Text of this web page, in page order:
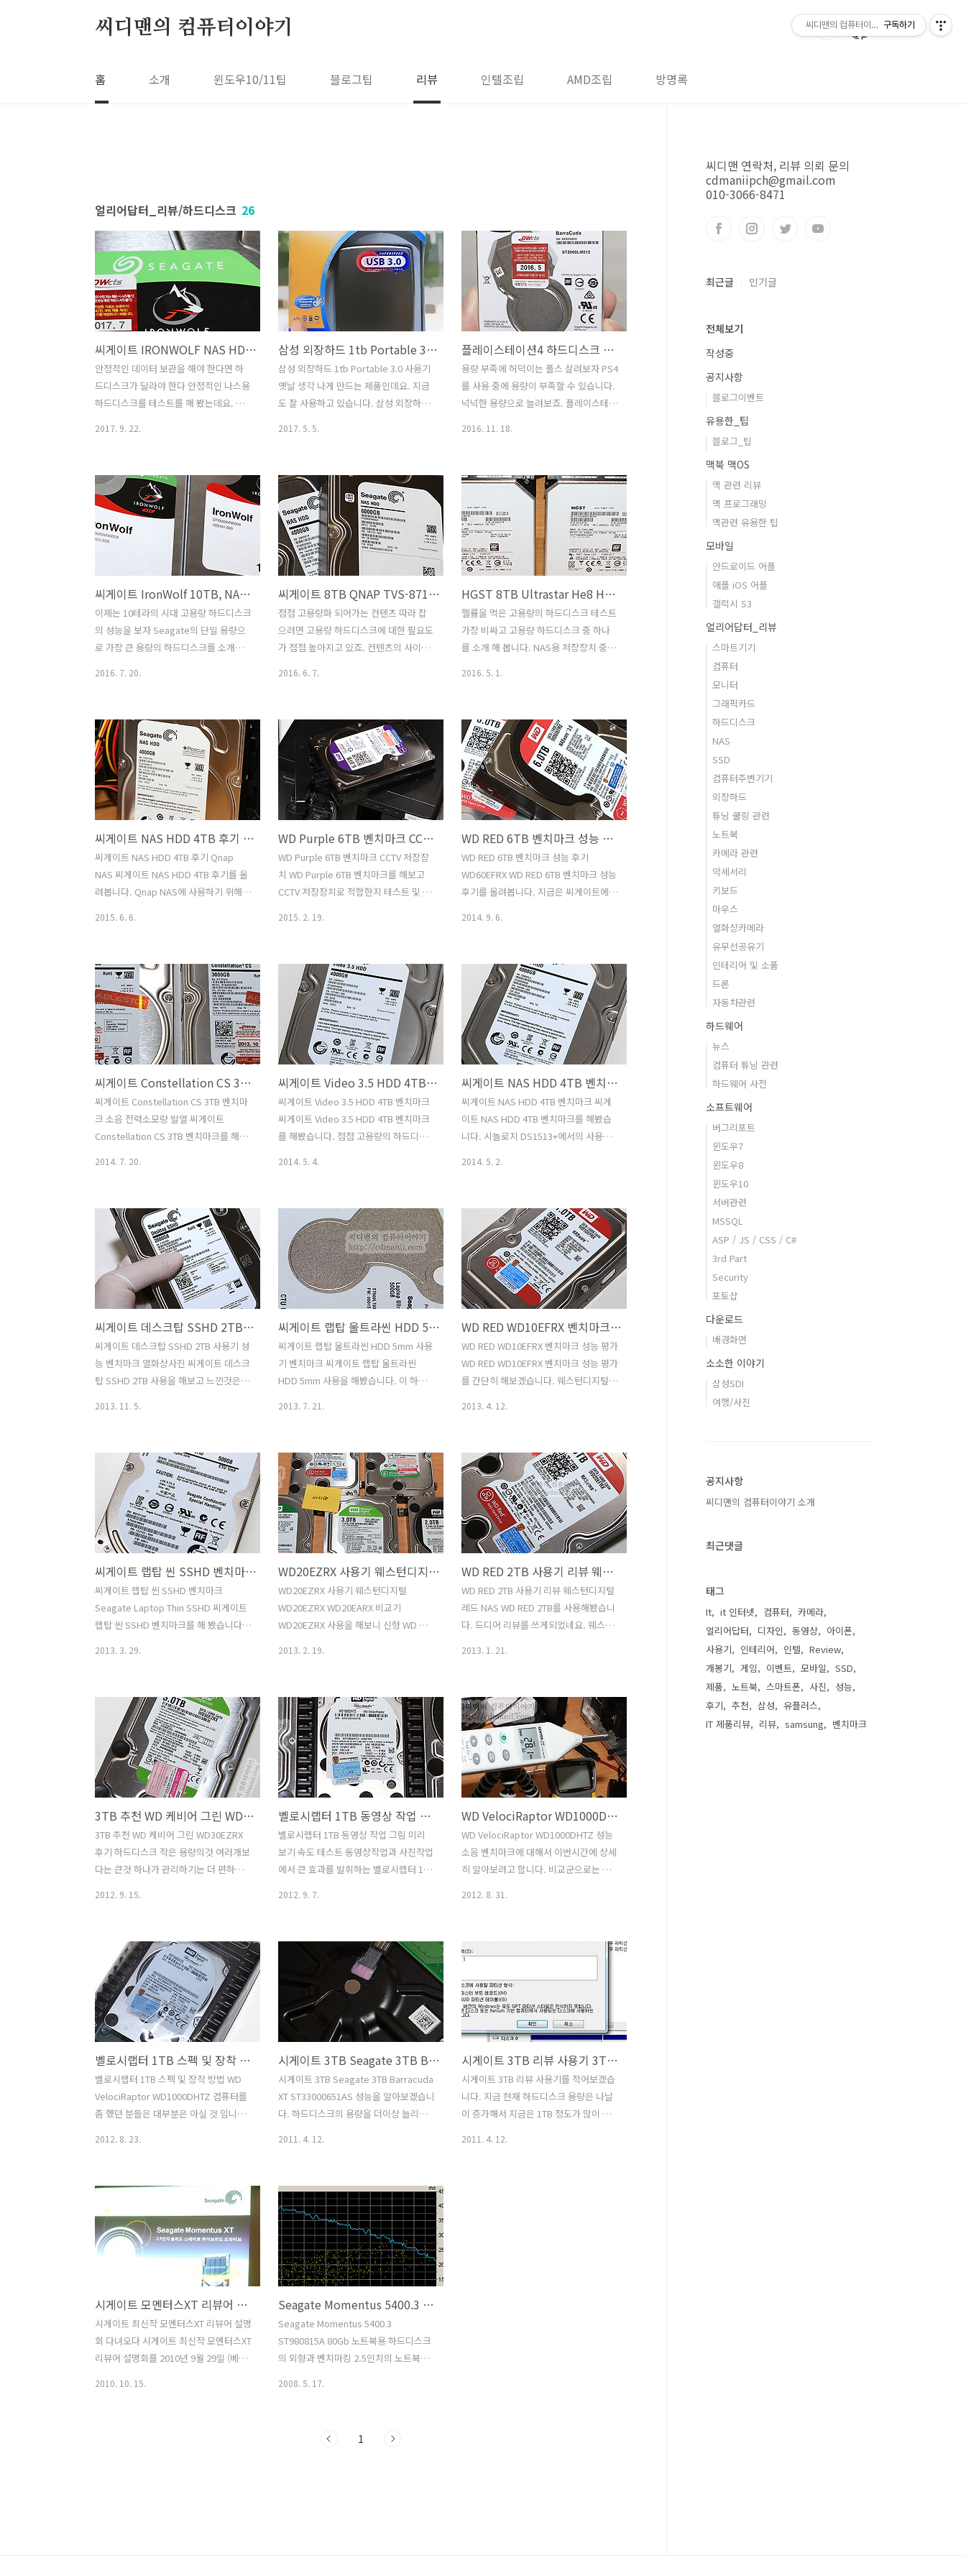
씨디맨의 컴퓨터이야기
홈 소개 윈도우10/11팁 블로그팁 리뷰 인텔조립 AMD조립 방명록
얼리어답터_리뷰/하드디스크 26
씨게이트 IRONWOLF NAS HDD 4TB 성능 소음 벤치마크
안정적인 데이터 보관을 해야 한다면 하
드디스크가 달라야 한다 안정적인 나스용
하드디스크를 테스트를 해 봤는데요. 씨
바뀌었죠. 씨게이트 IRONWOLF는 NAS
HDD로 나스에 사용할 수 있는 제품 입니
다. 데이터를 안전하게 보관하려면 신뢰
도가 높은 저장장치가 반드시 필요하게
됩니다. NAS 하드디스크는 일반적인 하
드디스크와는 당연 신뢰도가 다릅니다.
물론 가격도 다르죠. NAS용 하드디스크
는 24시간 1년 이상 계속 켜져 있는 조건
을 만족할 만한 제품 입니다. 아이언울프
는 데이터 신뢰도가 높은 저장장치 입니
다. 나스를 쓰시는 분들이라면 이런 저장
2017. 9. 22.
삼성 외장하드 1tb Portable 3.0 사용기
삼성 외장하드 1tb Portable 3.0 사용기
옛날 생각 나게 만드는 제품인데요. 지금
도 잘 사용하고 있습니다. 삼성 외장하드
성 외장하드 1tb Portable 3.0는 크기도
비교적 작은 편이고 디자인도 괜찮은 편
입니다. 외장하드는 근데 사용시 주의를
해야 합니다. 충격에 약하니까요. 어느 제
품을 쓰더라도 마찬가지 내용이긴 합니
다. 제 경우에는 외장하드는 중요한 데이
터를 따로 보관할 때 이용을 하는데요. 물
론 NAS도 있긴 하지만 휴대해서 이동할
때는 이만한게 없죠. 삼성 외장하드 1tb
Portable 3.0 사용기 이 사진을 찍을때만
해도 제가 다른곳에서 자취하..
2017. 5. 5.
플레이스테이션4 하드디스크 교체 씨게이트 바라쿠다 2.5인치 2TB
용량 부족에 허덕이는 플스 살려보자 PS4
를 사용 중에 용량이 부족할 수 있습니다.
넉넉한 용량으로 늘려보죠. 플레이스테이
HDD를 만져봤는데요. 디자인이 꽤 이쁘
군요. 성능도 알아볼겁니다. 플레이스테
이션4 하드디스크 교체는 실제로 해보면
전혀 어렵지 않습니다. 그리고 그전에 쓰
던 하드디스크로 문제가 될 경우 다시 갈
아끼면 됩니다. 씨게이트 바라쿠다 2.5인
치 2TB로 바꿔봅시다.Seagate Mobile
바라쿠다 2TB 인데요. 작은 크기이지만
2TB 입니다. 저는 개인적으로 이런 하드
디스크 좋아합니다. 조용하기도 하구요.
플레이스테이션4 하드디스크 교체 씨게
2016. 11. 18.
씨게이트 IronWolf 10TB, NAS를 위한 새로운 라인 가장 큰 용량
이제는 10테라의 시대 고용량 하드디스크
의 성능을 보자 Seagate의 단일 용량으
로 가장 큰 용량의 하드디스크를 소개합
IronWolf로 이름이 새롭게 변경되었습니
다. 하드디스크 경우 용도에 맞게 특화되
어 출시되어 나오고 있고 사용자들은 그
것에 상당히 만족감을 얻고 있는데요. 바
라쿠다 아이론울프 스카이호크로 용도에
맞게 구분하여 출시했네요. 씨게이트
IronWolf 10TB는 NAS HDD로 RAID에
최적화 된 하드디스크 입니다. NAS에 일
반 하드디스크 써도 되긴 하지만 데이터
안정성을 위해서는 NAS 전용 하드디스크
를 쓰는 것이 좋죠. 위 제품은 샘플제품에
2016. 7. 20.
씨게이트 8TB QNAP TVS-871T 10Gbps Seagate NAS 속도
점점 고용량화 되어가는 컨텐츠 따라 잡
으려면 고용량 하드디스크에 대한 필요도
가 점점 높아지고 있죠. 컨텐츠의 사이즈
Seagate NAS 속도가 얼마나 높아질지
확인을 해 봤는데요. 보통 NAS를 구성해
도 1Gbps로 연결되는게 대부분이여서
최대 속도는 사실 정해져 있는데요. 씨게
이트 8TB NAS용 하드디스크를 4개를
RAID5로 묶어서 아주 고속의 빠른 저장장
치를 만들어서 활용해보도록 하겠습니다.
먼저 성능부터 확인해보도록 하죠. 기존
에 4TB를 사용 중 이었는데요. 이번에는
8TB의 고용량 하드디스크를 이용해서 더
대용량의 저장장치를 활용해 볼 것 입니
2016. 6. 7.
HGST 8TB Ultrastar He8 HUH728080ALE600 헬륨 하드디스크
헬륨을 먹은 고용량의 하드디스크 테스트
가장 비싸고 고용량 하드디스크 중 하나
를 소개 해 봅니다. NAS용 저장장치 중에
스의 하드디스크이며 플래터가 7장이나
들어가 고용량을 구현한 저장장치 입니
다. 온도를 낮추기 위해서 내부에 헬륨을
채운 저장장치로 잘 알려진 제품이죠.
HGST 8TB Ultrastar He8
HUH728080ALE600의 온도도 궁금하고
성능도 궁금했는데요. 여기에서는 8TB 4
개를 장착해서 활용을 해보도록 하겠습니
다. 하나만 해도 가격이 좀 많이 나가는 제
품 입니다. 근데 여기에서는 4개를 모두
묶어서 사용을 해보려고 합니다. 참고로
2016. 5. 1.
씨게이트 NAS HDD 4TB 후기 Qnap NAS
씨게이트 NAS HDD 4TB 후기 Qnap
NAS 씨게이트 NAS HDD 4TB 후기를 올
려봅니다. Qnap NAS에 사용하기 위해서
습니다. 최근에는 아주 얇은 외장하드를
출시하기도 했죠. 씨게이트 NAS HDD
4TB 후기를 통해서 이 하드디스크가 이미
사용자들이 쓰고 있는 데스크탑 하드디스
크와 어떻게 다른지 간단하게 알아보려고
합니다. 보통 NAS용 하드디스크라고 하
면 신뢰도가 높은 하드디스크로 알려져
있습니다. 씨게이트 NAS HDD 4TB는 소
호용 기업용으로 또는 NAS용 하드디스크
로 적합한 모델 입니다. NAS에 최적화된
하드디스크의 기본 성능을 알아보고 추후
2015. 6. 6.
WD Purple 6TB 벤치마크 CCTV 저장장치
WD Purple 6TB 벤치마크 CCTV 저장장
치 WD Purple 6TB 벤치마크를 해보고
CCTV 저장장치로 적합한지 테스트 및 평
맞게 쉽게 구분하기 위해서 색을 넣었습
니다. WD Purple 6TB 제품은 자주색으
로 구분이 되어있습니다. CCTV를 촬영하
는 고온의 온도와 혹독한 사용시간에 견
딜 수 있도록 설계가 되어있으며 스토리
지를 오용할 때 발생할 수 있는 동영상 끊
김을 줄여줍니다. 중요한 데이터를 항시
기록해야하는 CCTV의 환경 상 신뢰도가
높은 품질의 영상을 기록하는데 높은 성
능을 보여주는 제품 입니다. WD Purple
6TB는 꼭 CCTV용이 아니더라도 안정적
2015. 2. 19.
WD RED 6TB 벤치마크 성능 후기 WD60EFRX
WD RED 6TB 벤치마크 성능 후기
WD60EFRX WD RED 6TB 벤치마크 성능
후기를 올려봅니다. 지금은 씨게이트에서
다. 곧 이것도 8TB에 이어서 12TB까지 나
올것입니다. 이번 주인공 WD RED 6TB
벤치마크를 콩해서 성능이 대략 어느정도
되는지 그리고 사용감은 어떤지 확인해보
려고 합니다. WD RED 6TB까지 나왔지만
RED 시리즈를 처음 써본건 1TB를 써본
것이 처음이였던것 같네요. 즉 거의 처음
시리즈부터 써봤었는데요. WD RED는
2.5인치 타입도 있고 3.5인치타입도 있습
니다. WD RED 2.5인치 타입의 벤치마크
는 저도 궁금한 점이긴 하지만 성..
2014. 9. 6.
씨게이트 Constellation CS 3TB 벤치마크 소음 전력소모량 발열
씨게이트 Constellation CS 3TB 벤치마
크 소음 전력소모량 발열 씨게이트
Constellation CS 3TB 벤치마크를 해봤
이터를 보관해야하는곳에 사용될 수 있습
니다. 제조사마다 하드디스크를 분류를
하고 있는데 씨게이트 Constellation CS
3TB는 다음과 같은 특징을 갖습니다. 효
율적인 에너지 사용으로 에너지 소비를
줄입니다. 추가 비용 없이 빠르고 간단하
게 드라이브를 제거 및 폐기할 수 있는 씨
게이트 인스턴튼 시큐어 이레이즈
(Seagate Instant Secure Erase)를 제
공 합니다. 이는 데이터를 자주 보관하고
또는 폐기를 해야하는 기업에 적합합니
2014. 7. 20.
씨게이트 Video 3.5 HDD 4TB 벤치마크
씨게이트 Video 3.5 HDD 4TB 벤치마크
씨게이트 Video 3.5 HDD 4TB 벤치마크
를 해봤습니다. 점점 고용량의 하드디스
트리밍이 가능한 제품이죠. 그런데 실제
로 씨게이트 Video 3.5 HDD 4TB 벤치마
크를 해봤을 때에는 성능이 조금 더 높은
하드디스크라는 느낌 정도 였는데요. 동
영상 동시 스트리밍이야 어짜피 성능이
좋은 하드디스크라면 견뎔낼만한 부분이
긴 하니까요. 하지만 씨게이트 Video 3.5
HDD 4TB 는 비디오에만 특화되어있다기
보다는 신뢰성이 상당히 높은 하드디스크
로 봐야합니다. 연간고장율(annual
failure rate)이 0.55%에 불과할 정..
2014. 5. 4.
씨게이트 NAS HDD 4TB 벤치마크
씨게이트 NAS HDD 4TB 벤치마크 씨게
이트 NAS HDD 4TB 벤치마크를 해봤습
니다. 시놀로지 DS1513+에서의 사용성
니다. 24시간 몇년동안 계속 동작해야하
기 때문이죠. 씨게이트 NAS HDD 4TB는
그런 목적으로 만들어진 하드디스크 입니
다. 나쁜 환경에서도 좋은 안정성을 유지
하도록 신뢰성을 가장 먼저 생각해서 만
든 시리즈이죠. 안정성이 먼저이므로 속
도는 조금은 더 낮게 나올 수 는 있습니다.
씨게이트 NAS HDD 4TB를 저는 2개를
이용해서 시놀로지 DS1513+에 장착을
한뒤 하이브리드 파티션 설정을 하고 사
용을 해봤습니다. 하드디스크 용량이 작
2014. 5. 2.
씨게이트 데스크탑 SSHD 2TB 사용기 성능 벤치마크 열화상사진
씨게이트 데스크탑 SSHD 2TB 사용기 성
능 벤치마크 열화상사진 씨게이트 데스크
탑 SSHD 2TB 사용을 해보고 느낀것은
용량을 사용하면서 SSD의 빠른 속도를
활용할 수 있는 저장장치이죠. 씨게이트
데스크탑 SSHD 2TB 사용 후 느끼는 체감
성능은 일반 하드디스크보다는 훨씬 빠른
느낌을 받습니다. 그리고 실행을 반복하
는 프로그램 경우에는 SSD 성능만큼 훨
씬 빠르게 뜨는것을 볼 수 있습니다. 하드
디스크는 용량에 비해서 가격이 SSD에
비해서 상대적으로 저렴합니다. 하지만
디스크 위에 해더가 움직이는 형태로 엑
세스 타임이 존재하게 됩니다. 단편화가
2013. 11. 5.
씨게이트 랩탑 울트라씬 HDD 5mm 사용기 벤치마크
씨게이트 랩탑 울트라씬 HDD 5mm 사용
기 벤치마크 씨게이트 랩탑 울트라씬
HDD 5mm 사용을 해봤습니다. 이 하드
는 5mm 모델에 비해서 씨게이트 랩탑 울
트라씬 HDD 5mm 사용시 장점으로는 S-
ATA 인터페이스를 그대로 유지하고 있으
므로 연결방법이 변경되지 않고 기존과
동일하게 사용할 수 있다는 점 입니다. 별
도의 젠더등을 쓰지 않아도 된다는 점이
죠. 씨게이트 랩탑 울트라씬 HDD 5mm
벤치마크를 통해서 소음부분과 무게, 두
께 성능에 대해서 살펴보고자 합니다. 지
금 노트북 하드디스크는 SSD라는 강력한
매체에 싸우고 있는중입니다. 작고 가볍
2013. 7. 21.
WD RED WD10EFRX 벤치마크 성능 평가
WD RED WD10EFRX 벤치마크 성능 평가
WD RED WD10EFRX 벤치마크 성능 평가
를 간단히 해보겠습니다. 웨스턴디지털
해본적이 있는데요. WD RED
WD10EFRX 와 벤치마크 비교를 해보면
느낌상으로는 소음은 비슷한 수준인듯하
고 성능은 읽기 성능이 조금은 낮게 나오
네요. 물론 WD RED 2TB에 비해서 낮게
나온다는것이구요. 그외에 벤치마크 결과
는 비슷한 수준입니다. 스펙으로 나오는
내용과 실제로 벤치마킹을 직접 해본결과
는 약간 차이가 있었습니다. WD RED 시
리즈는 NAS에 맞춰서 나온 모델인만큼
신뢰도가 꽤 높은 하드디스크 입니다. 중
2013. 4. 12.
씨게이트 랩탑 씬 SSHD 벤치마크 Seagate Laptop Thin SSHD
씨게이트 랩탑 씬 SSHD 벤치마크
Seagate Laptop Thin SSHD 씨게이트
랩탑 씬 SSHD 벤치마크를 해 봤습니다.
제로 씨게이트 랩탑 씬 SSHD 벤치마크를
해보면서 버니어캘리퍼로 두께를 측정해
봤는데 7mm 보다 약간 더 얇은 6.9mm
을 보여줘서 규격에 맞춘것임을 확인했습
니다. 기존의 모멘터스XT도 1세대 2세대
로 올라가면서 성능이 조금씩 계속 올라
갔는데요. 이번에 3세대 씨게이트 랩탑 씬
SSHD는 모멘터스XT 2세대와 마찬가지
로 8GB의 SSD 캐시를 쓰긴 했는데 타입
이 SLC에서 MLC로 변경이 되었네요. 두
께를 얇게하면서 생긴 가격 차이를 이것
2013. 3. 29.
WD20EZRX 사용기 웨스턴디지털 WD20EZRX WD20EARX 비교기
WD20EZRX 사용기 웨스턴디지털
WD20EZRX WD20EARX 비교기
WD20EZRX 사용을 해보니 신형 WD 그
려고 합니다. WD20EZRX 사용을 고려해
본 분이나 또는 WD30EZRX를 생각해보
신 분이라면 데이터 저장공간이 필요해서
고른 분들이 많을것 입니다. 보통 운영체
제용으로는 WD 케비어 블루를 많이 쓰고
좀 더 고급 사용자는 WD 케비어 블랙이나
SSD를 생각하죠. 물론 랩터 시리즈도 있
지만요. WD 케비어 그린은 저장공간에
최적화된 모델 입니다. 성능이 빠르다기
보다는 정숙한 소음에 저장공간이 넓은
하드디스크로 알면 될듯한데요. 이런 이
2013. 2. 19.
WD RED 2TB 사용기 리뷰 웨스턴디지털 레드 NAS
WD RED 2TB 사용기 리뷰 웨스턴디지털
레드 NAS WD RED 2TB를 사용해봤습니
다. 드디어 리뷰를 쓰게되었네요. 웨스턴
RED 2TB를 처음 만져보기전에 저도 궁금
한점이 있었습니다. 정말 조용할까? 그리
고 속도는 어느정도가 될까? 하는것이었
는데요. 이벤에 그것을 풀어보고자 실제
로 WD RED 2TB를 사용해보면서 소음계
로 외부 테스트를 해보고 성능 벤치마크
도 해보았습니다. 근데 생각보다는 성능
이 좋네요. WD 그린 시리즈보다 더 성능
이 괜찮았습니다. 이정도면 RAID로 연결
해서 NAS에서 사용하더라도 성능은 충분
할듯하네요. 물론 이정도 급을 쓰려면
2013. 1. 21.
3TB 추천 WD 케비어 그린 WD30EZRX 후기
3TB 추천 WD 케비어 그린 WD30EZRX
후기 하드디스크 작은 용량의것 여러개보
다는 큰것 하나가 관리하기는 더 편하죠.
나, 가격이 아직은 고가이긴 하죠. 2TB 그
리고 3TB가 지금은 가격대가 용량에 비해
서 적당한 편인데요. 이 제품을 제가 추천
하는 이유는 5400RPM이라는 점 입니다.
그리고 WD에서 예전부터 적용해오기 시
작한 파킹이 되었을 때 해더가 밖으로 나
가서 고정이 되는 타입입니다. 속도는 좀
느리지만 그만큼 좀 더 안정적인 동작이
가능하죠. 좀 전에 사놓고 이런 이야기는
하는게 아니라 3TB를 사용한지 저는 조금
된 상태입니다. 이미 데이터를 많이 넣고
2012. 9. 15.
벨로시랩터 1TB 동영상 작업 그림 미리 보기 속도 테스트
벨로시랩터 1TB 동영상 작업 그림 미리
보기 속도 테스트 동영상작업과 사진작업
에서 큰 효과를 발휘하는 벨로시랩터 1TB
블랙, 케비어 그린 하드디스크를 준비 후
부팅은 SSD에 운영체제를 설치 후 하였
습니다. 하드디스크만의 속도를 테스트하
기 위해서이죠. 사실 운영체제용으로는
SSD가 성능이 너무 월등하게 좋은건 어
쩔수가 없습니다. 그런데 하드디스크가
가지는 몇가지 장점이 있습니다. 첫번째
는 용량부분입니다. 좀 더 큰 대용량의 공
간을 만들 수 있습니다. 용량에 대한 부분
에서 상대적으로 저렴하기 때문이죠. 그
리고 벨로시랩터 1TB는 엑세스타임이 가
른편입..
2012. 9. 7.
WD VelociRaptor WD1000DHTZ 성능 소음 벤치마크
WD VelociRaptor WD1000DHTZ 성능
소음 벤치마크에 대해서 이번시간에 상세
히 알아보려고 합니다. 비교군으로는 WD
VelociRaptor WD1000DHTZ 성능 소음
벤치마크를 하기전에 먼저 설명하고 넘어
대해서인데요. 벨로시랩터 1TB가 성능이
우수한 하드디스크는 맞긴 합니다. 그리
고 이 하드디스크에 저는 운영체제를 설
치하여 사용을 해 봤었습니다. 분명 그런
데 운영체제용으로 SSD가 나와있는 상태
에서 의미가 있겠느냐는 물음을 분명 할
수 있습니다. 물론 저역시도 SSD는 6개
나 가지고 있고 사용하고 있습..
2012. 8. 31.
벨로시랩터 1TB 스펙 및 장착 방법 WD VelociRaptor WD1000DHTZ
벨로시랩터 1TB 스펙 및 장착 방법 WD
VelociRaptor WD1000DHTZ 컴퓨터를
좀 했던 분들은 대부분은 아실 것 입니다.
모델명 입니다. 이번에 고용량에 고성능
이라는 이름을 가지고 250GB 500GB
1TB 이렇게 출시가 되었네요. WD 랩터
시리즈는 한동안은 고급사용자들의 전유
물 그리고 하드디스크 레이드0으로 묶고
앞자르기를 해서 가장 빠른 하드디스크를
만드는 가장 일반적인 방법이었습니다.
그런데 SSD가 점점 많이 보급이되고 점
점 렙터 사용자도 좀 줄었습니다. 지금 하
드디스크가 가장 빠른것이 무슨 소용이
있겠냐고 하겠지만 벨로시랩터 1TB는
2012. 8. 23.
시게이트 3TB Seagate 3TB Barracuda XT ST33000651AS 성능
시게이트 3TB Seagate 3TB Barracuda
XT ST33000651AS 성능을 알아보겠습니
다. 하드디스크의 용량을 더이상 늘리기
있습니다. 이제 더 대용량의 하드디스크
들이 나올테고 3TB 이하의 하드디스크가
가격이 더 많이 낮아질겁니다. 단일 하드
디스크로 더 큰용량을 만들 수 있게 되었
으므로 보다 데이터를 유연하게 관리가
가능해지겠죠. 나중에는 정말 TB 단위도
부족해서 PB 단위를 쓸날도 그리 멀지 않
은듯 싶네요. 시게이트 3TB Seagate
3TB Barracuda XT ST33000651AS 로
HDtune 및 CrystalDiskMark 벤치를 돌
려서 성능을 알아보..
2011. 4. 12.
시게이트 3TB 리뷰 사용기 3TB 설치 GPT GUID 파티션 테이블 Seagate 3TB Barracuda XT ST33000651AS
시게이트 3TB 리뷰 사용기를 적어보겠습
니다. 지금 현재 하드디스크 용량은 나날
이 증가해서 지금은 1TB 정도가 많이 구
2011. 4. 12.
시게이트 모멘터스XT 리뷰어 설명회 다녀와서
시게이트 최신작 모멘터스XT 리뷰어 설명
회 다녀오다 시게이트 최신작 모멘터스XT
리뷰어 설명회를 2010년 9월 29일 (베니
2010. 10. 15.
Seagate Momentus 5400.3 ST980815A 80Gb
Seagate Momentus 5400.3
ST980815A 80Gb 노트북용 하드디스크
의 외향과 벤치마킹 2.5인치의 노트북규
는편이며 충격에도 일반하드보다는 강한
2008. 5. 17.
1
씨디맨 연락처, 리뷰 의뢰 문의
cdmaniipch@gmail.com
010-3066-8471
최근글 인기글
전체보기
작성중
공지사항
블로그이벤트
유용한_팁
블로그_팁
맥북 맥OS
맥 관련 리뷰
맥 프로그래밍
맥관련 유용한 팁
모바일
안드로이드 어플
애플 iOS 어플
갤럭시 S3
얼리어답터_리뷰
스마트기기
컴퓨터
모니터
그래픽카드
하드디스크
NAS
SSD
컴퓨터주변기기
외장하드
튜닝 쿨링 관련
노트북
카메라 관련
악세서리
키보드
마우스
열화상카메라
유무선공유기
인테리어 및 소품
드론
자동차관련
하드웨어
뉴스
컴퓨터 튜닝 관련
하드웨어 사전
소프트웨어
버그리포트
윈도우7
윈도우8
윈도우10
서버관련
MSSQL
ASP / JS / CSS / C#
3rd Part
Security
포토샵
다운로드
배경화면
소소한 이야기
삼성SDI
여행/사진
공지사항
씨디맨의 컴퓨터이야기 소개
최근댓글
태그
It it 인터넷 컴퓨터
카메라
얼리어답터
디자인 동영상
아이폰
사용기
인테리어 인텔
Review
개봉기
게임 이벤트 모바일
SSD
제품
노트북 스마트폰 사진
성능
후기
추천 삼성
유플러스
IT 제품리뷰
리뷰 samsung 벤치마크
씨디맨의 컴퓨터이야기구독하기